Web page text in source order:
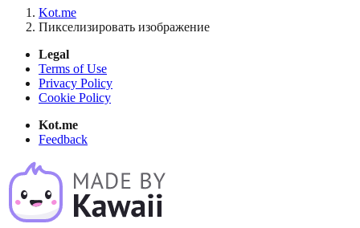
Kot.me
Пикселизировать изображение
Legal
Terms of Use
Privacy Policy
Cookie Policy
Kot.me
Feedback